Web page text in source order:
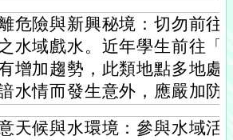
危險與新興秘境：切勿前往
水域戲水。近年學生前往「
增加趨勢，此類地點多地處
水情而發生意外，應嚴加防
天候與水環境：參與水域活